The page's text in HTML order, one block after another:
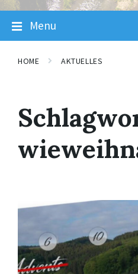
Menu
HOME AKTUELLES
Mehr